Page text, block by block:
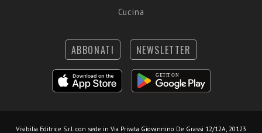
Cucina
ABBONATI NEWSLETTER
Visibilia Editrice S.r.l. con sede in Via Privata Giovannino De Grassi 12/12A, 20123